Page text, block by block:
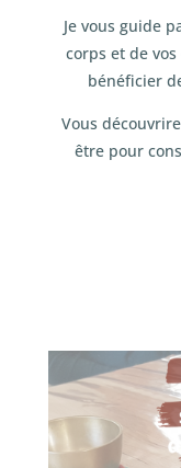
Je vous guide
corps et de
bénéficier
Vous
être pour